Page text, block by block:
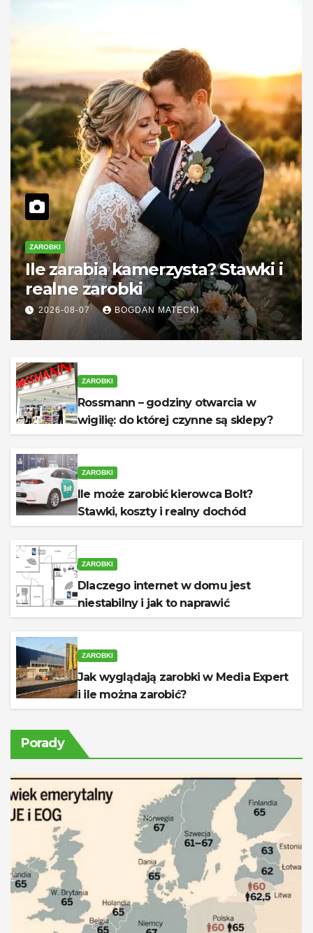
ZAROBKI
Ile zarabia kamerzysta? Stawki i
realne zarobki
2026-08-07 BOGDAN MATECKI
ZAROBKI
Rossmann – godziny otwarcia w
wigilię: do której czynne są sklepy?
ZAROBKI
Ile może zarobić kierowca Bolt?
Stawki, koszty i realny dochód
ZAROBKI
Dlaczego internet w domu jest
niestabilny i jak to naprawić
ZAROBKI
Jak wyglądają zarobki w Media Expert
i ile można zarobić?
Porady